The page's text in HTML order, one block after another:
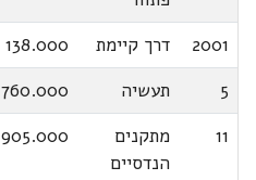
2001
דרך קיימת
138.000
5
תעשיה 760.000
11
מתקנים
הנדסיים
905.000